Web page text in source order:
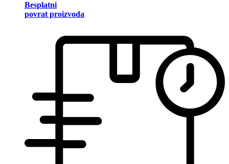
Besplatni
povrat proizvoda